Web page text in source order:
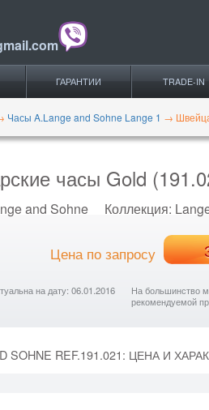
ГАРАНТИИ TRADE-IN
Часы A.Lange and Sohne Lange 1 →
часы Gold
and Sohne Коллекция:
Цена по запросу
на дату: 06.01.2016
На большинство
рекомендуемой
SOHNE REF.191.021: ЦЕНА И